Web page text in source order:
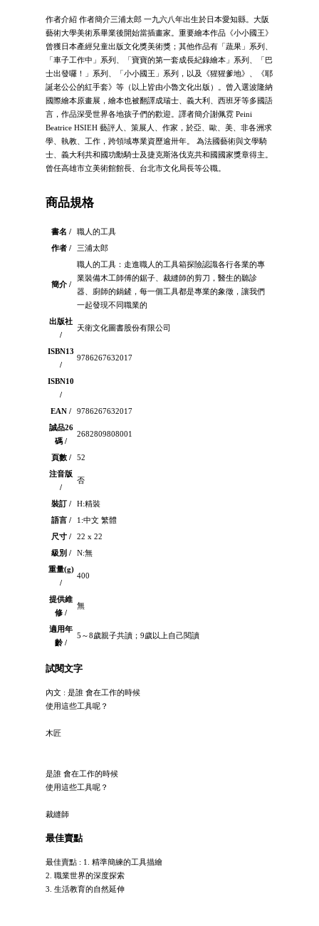
作者介紹 作者簡介三浦太郎 一九六八年出生於日本愛知縣。大阪
藝術大學美術系畢業後開始當插畫家。重要繪本作品《小小國王》
曾獲日本產經兒童出版文化獎美術獎；其他作品有「蔬果」系列、
「車子工作中」系列、「寶寶的第一套成長紀錄繪本」系列、「巴
士出發囉！」系列、「小小國王」系列，以及《猩猩爹地》、《耶
誕老公公的紅手套》等（以上皆由小魯文化出版）。曾入選波隆納
國際繪本原畫展，繪本也被翻譯成瑞士、義大利、西班牙等多國語
言，作品深受世界各地孩子們的歡迎。譯者簡介謝佩霓 Peini
Beatrice HSIEH 藝評人、策展人、作家，於亞、歐、美、非各洲求
學、執教、工作，跨領域專業資歷逾卅年。 為法國藝術與文學騎
士、義大利共和國功勳騎士及捷克斯洛伐克共和國國家獎章得主。
曾任高雄市立美術館館長、台北市文化局長等公職。
商品規格
書名 /
職人的工具
作者 /
三浦太郎
簡介 /
職人的工具：走進職人的工具箱探險認識各行各業的專
業裝備木工師傅的鋸子、裁縫師的剪刀，醫生的聽診
器、廚師的鍋鏟，每一個工具都是專業的象徵，讓我們
一起發現不同職業的
出版社
/
天衛文化圖書股份有限公司
ISBN13
/
9786267632017
ISBN10
/
EAN /
9786267632017
誠品26
碼 /
2682809808001
頁數 /
52
注音版
/
否
裝訂 /
H:精裝
語言 /
1:中文 繁體
尺寸 /
22 x 22
級別 /
N:無
重量(g)
/
400
提供維
修 /
無
適用年
齡 /
5～8歲親子共讀；9歲以上自己閱讀
試閱文字
內文 : 是誰 會在工作的時候
使用這些工具呢？
木匠
是誰 會在工作的時候
使用這些工具呢？
裁縫師
最佳賣點
最佳賣點 : 1. 精準簡練的工具描繪
2. 職業世界的深度探索
3. 生活教育的自然延伸